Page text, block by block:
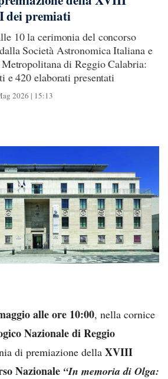
dei premiati
10 la cerimonia del concorso
Società Astronomica Italiana e
di Reggio Calabria:
e 420 elaborati presentati
2026 | 15:13
alle ore 10:00, nella cornice
Nazionale di Reggio
di premiazione della XVIII
Nazionale “In memoria di Olga: